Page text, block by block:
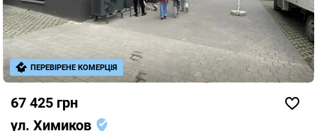
67 425 грн
ул. Химиков
ПЕРЕВІРЕНЕ КОМЕРЦІЯ